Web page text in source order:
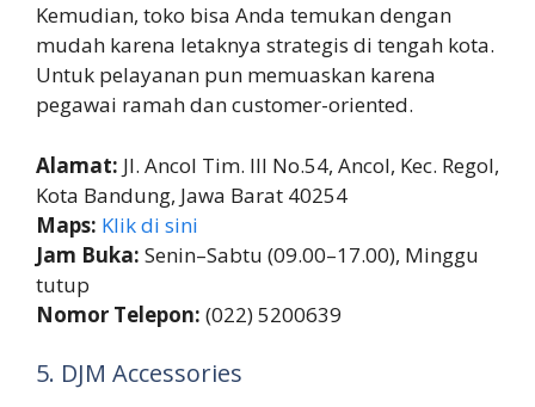
Kemudian, toko bisa Anda temukan dengan
mudah karena letaknya strategis di tengah kota.
Untuk pelayanan pun memuaskan karena
pegawai ramah dan customer-oriented.
Alamat: Jl. Ancol Tim. III No.54, Ancol, Kec. Regol,
Kota Bandung, Jawa Barat 40254
Maps: Klik di sini
Jam Buka: Senin–Sabtu (09.00–17.00), Minggu
tutup
Nomor Telepon: (022) 5200639
5. DJM Accessories